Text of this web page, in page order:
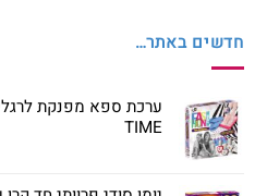
חדשים באתר…
TIME